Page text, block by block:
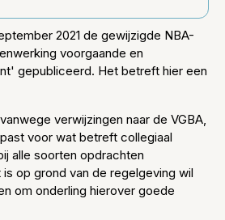
2021 de gewijzigde NBA-
voorgaande en
gepubliceerd. Het betreft hier een
verwijzingen naar de VGBA,
voor wat betreft collegiaal
alle soorten opdrachten
op grond van de regelgeving wil
om onderling hierover goede